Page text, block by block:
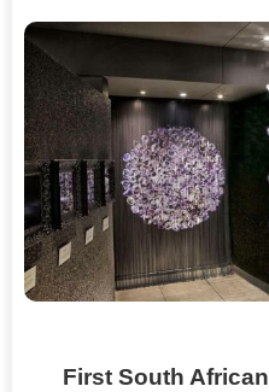
متحف العطور الأول – First South African